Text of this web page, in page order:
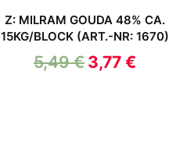
Z: MILRAM GOUDA 48% CA.
15KG/BLOCK (ART.-NR: 1670)
5,49€ 3,77 €